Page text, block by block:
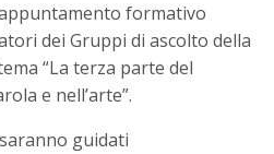
formativo
dei Gruppi di ascolto della
“La terza parte del
e nell’arte”.
guidati